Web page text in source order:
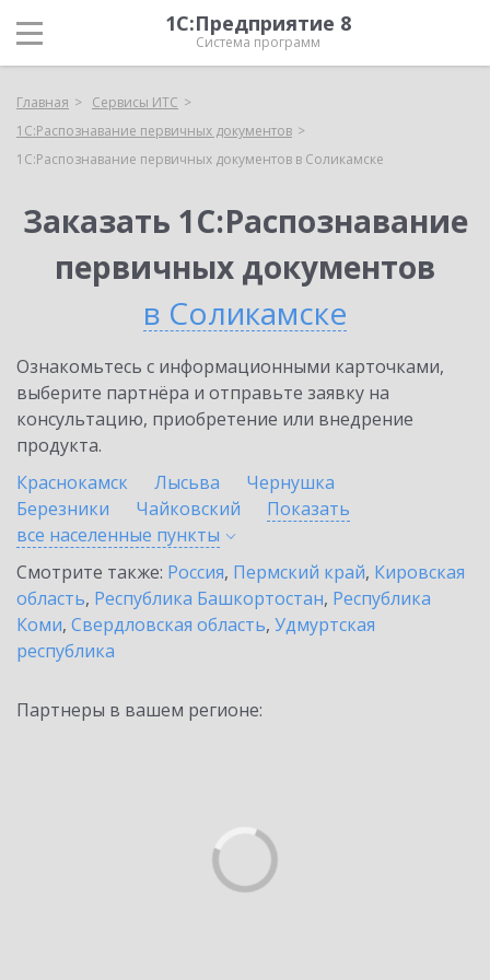
1С:Предприятие 8
Система программ
Главная
Сервисы ИТС
1С:Распознавание первичных документов
1С:Распознавание первичных документов в Соликамске
Заказать 1С:Распознавание
первичных документов
в Соликамске
Ознакомьтесь с информационными карточками,
выберите партнёра и отправьте заявку на
консультацию, приобретение или внедрение
продукта.
Краснокамск
Лысьва
Чернушка
Березники
Чайковский
Показать
все населенные пункты
Смотрите также: Россия, Пермский край, Кировская
область, Республика Башкортостан, Республика
Коми, Свердловская область, Удмуртская
республика
Партнеры в вашем регионе: